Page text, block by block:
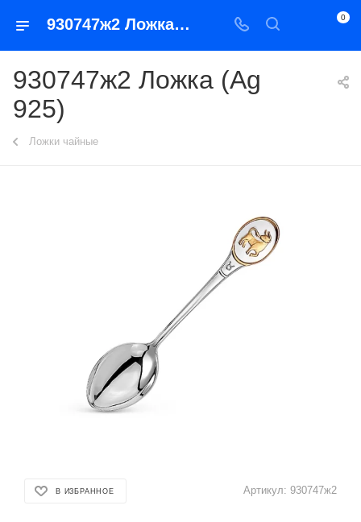
930747ж2 Ложка (Ag 925) 0
930747ж2 Ложка (Ag
925)
Ложки чайные
В ИЗБРАННОЕ Артикул: 930747ж2